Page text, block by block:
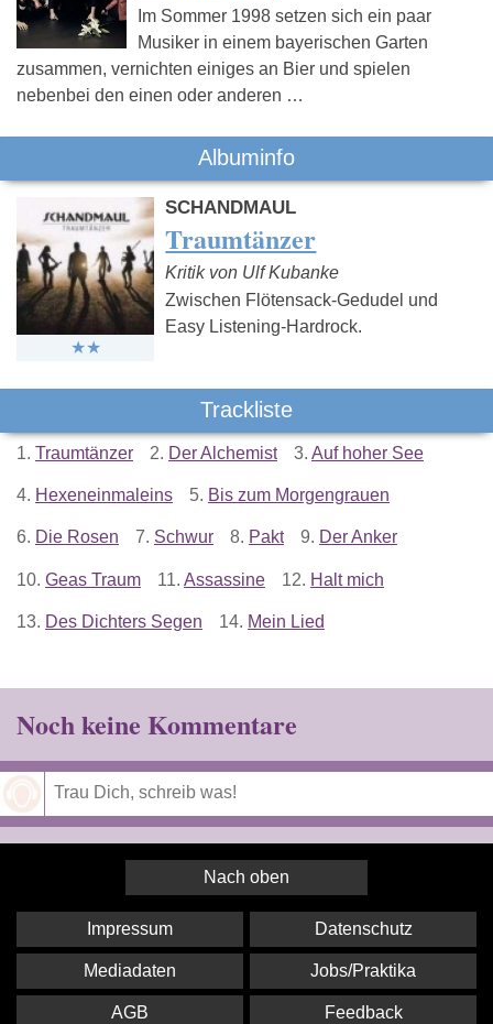
Im Sommer 1998 setzen sich ein paar
Musiker in einem bayerischen Garten
zusammen, vernichten einiges an Bier und spielen
nebenbei den einen oder anderen …
Albuminfo
SCHANDMAUL
Traumtänzer
Kritik von Ulf Kubanke
Zwischen Flötensack-Gedudel und
Easy Listening-Hardrock.
Trackliste
1. Traumtänzer 2. Der Alchemist 3. Auf hoher See
4. Hexeneinmaleins 5. Bis zum Morgengrauen
6. Die Rosen 7. Schwur 8. Pakt 9. Der Anker
10. Geas Traum 11. Assassine 12. Halt mich
13. Des Dichters Segen 14. Mein Lied
Noch keine Kommentare
Nach oben
Impressum Datenschutz
Mediadaten Jobs/Praktika
AGB Feedback